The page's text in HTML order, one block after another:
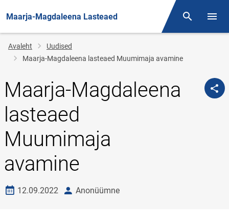
Maarja-Magdaleena Lasteaed Otsing
Jälglink
Avaleht
Uudised
Maarja-Magdaleena lasteaed Muumimaja avamine
Maarja-Magdaleena
lasteaed
Muumimaja
avamine
Loomise kuupäev
12.09.2022 autorAnonüümne